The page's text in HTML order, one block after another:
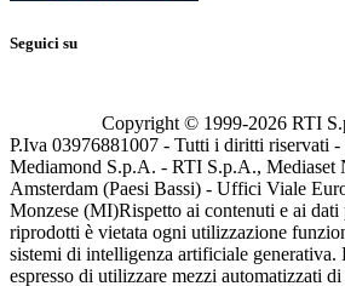
Seguici su
Copyright © 1999-2026 RTI
P.Iva 03976881007 - Tutti i diritti riservati -
Mediamond S.p.A. - RTI S.p.A., Mediaset
Amsterdam (Paesi Bassi) - Uffici Viale
Monzese (MI)Rispetto ai contenuti e ai dati
riprodotti è vietata ogni utilizzazione
sistemi di intelligenza artificiale generativa.
espresso di utilizzare mezzi automatizzati di